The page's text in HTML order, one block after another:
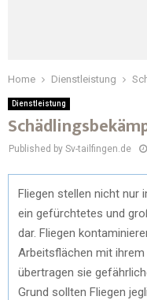
Home Dienstleistung
Dienstleistung
Published by Sv-tailfingen.de
Fliegen stellen nicht nur
ein gefürchtetes und
dar. Fliegen
Arbeitsflächen mit
übertragen sie
Grund sollten Fliegen